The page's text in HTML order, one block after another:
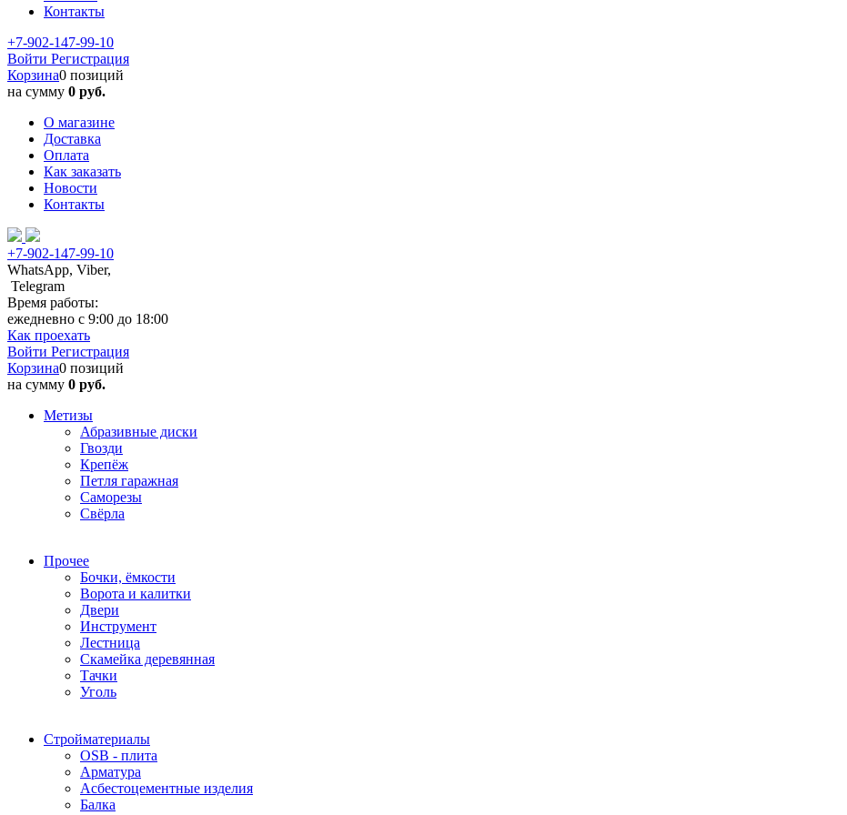
Контакты
+7-902-147-99-10
Войти Регистрация
Корзина0 позиций
на сумму 0 руб.
О магазине
Доставка
Оплата
Как заказать
Новости
Контакты
+7-902-147-99-10
WhatsApp, Viber,
Telegram
Время работы:
ежедневно с 9:00 до 18:00
Как проехать
Войти Регистрация
Корзина0 позиций
на сумму 0 руб.
Метизы
Абразивные диски
Гвозди
Крепёж
Петля гаражная
Саморезы
Свёрла
Прочее
Бочки, ёмкости
Ворота и калитки
Двери
Инструмент
Лестница
Скамейка деревянная
Тачки
Уголь
Стройматериалы
OSB - плита
Арматура
Асбестоцементные изделия
Балка